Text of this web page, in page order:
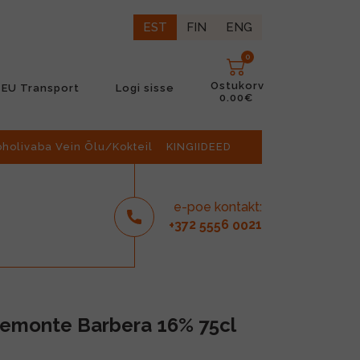
EST FIN ENG
EU Transport Logi sisse
0
Ostukorv
0.00€
Vein Õlu/Kokteil KINGIIDEED
e-poe kontakt:
+372 5556 0021
Barbera 16% 75cl